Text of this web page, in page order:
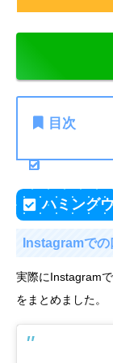
目次
ハミング
Instagramでの
実際にInstagram
をまとめました。